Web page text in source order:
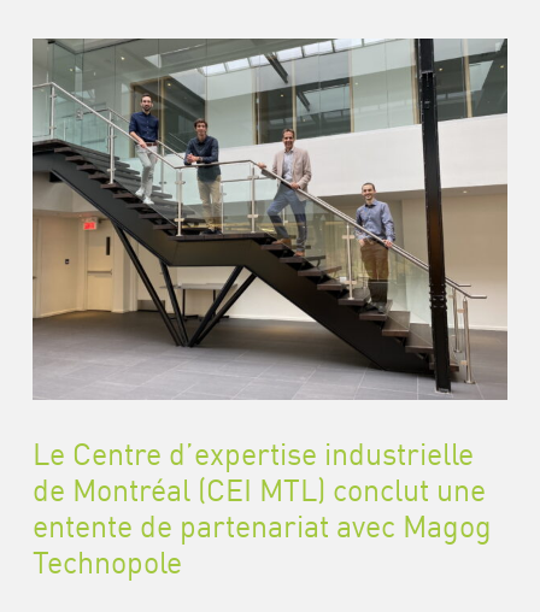
Le Centre d’expertise industrielle
de Montréal (CEI MTL) conclut une
entente de partenariat avec Magog
Technopole